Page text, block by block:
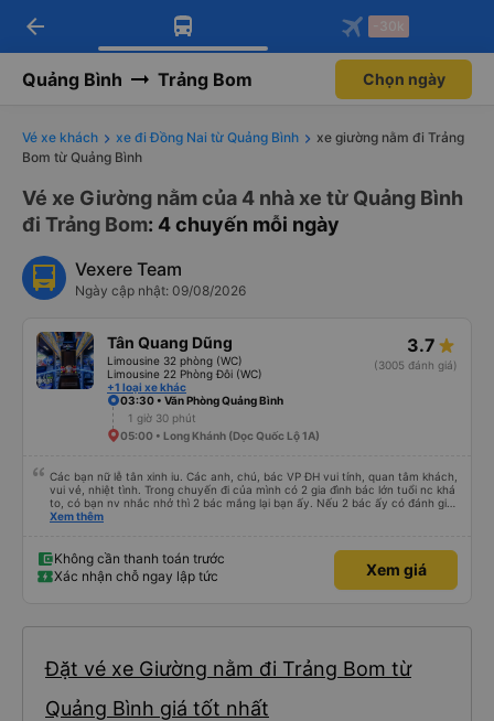
Tải app Vexere ngay!
Nhận ưu đãi thành viên độc
Mở app
Tải app Vexere
-30k/ghế khi đặt vé máy bay qua
Mở app
arrow_back -30k
Quảng Bình Trảng Bom Chọn ngày
Vé xe khách xe đi Đồng Nai từ Quảng Bình
xe giường nằm đi Trảng
Bom từ Quảng Bình
Vé xe Giường nằm của 4 nhà xe từ Quảng Bình
đi Trảng Bom: 4 chuyến mỗi ngày
Vexere Team
Ngày cập nhật: 09/08/2026
Tân Quang Dũng
Limousine 32 phòng (WC)
Limousine 22 Phòng Đôi (WC)
+1 loại xe khác
3.7
(3005 đánh giá)
03:30 • Văn Phòng Quảng Bình
1 giờ 30 phút
05:00 • Long Khánh (Dọc Quốc Lộ 1A)
Các bạn nữ lễ tân xinh iu. Các anh, chú, bác VP ĐH vui tính, quan tâm khách,
vui vẻ, nhiệt tình. Trong chuyến đi của mình có 2 gia đình bác lớn tuổi nc khá
to, có bạn nv nhắc nhở thì 2 bác mắng lại bạn ấy. Nếu 2 bác ấy có đánh giá
xấu thì mình ngược lại nha. Bạn ấy nhắc nhở rất đúng. 2 bác nói rất to. To
bạn ấy nha. Nếu bạn ấy bị trừ thì bảo bạn ấy liên hệ sđt của mình, mình hỗ
trợ ạ. Số mình đuôi 666, chuyến ĐH-NT ngày 16/1. À các bạn nữ lễ tân xinh
iu còn đổi cho mình phòng đơn sang đôi xong còn note là (một mình) yêu
Xem thêm
Không cần thanh toán trước
Xác nhận chỗ ngay lập tức
Xem giá
Đặt vé xe Giường nằm đi Trảng Bom từ
Quảng Bình giá tốt nhất